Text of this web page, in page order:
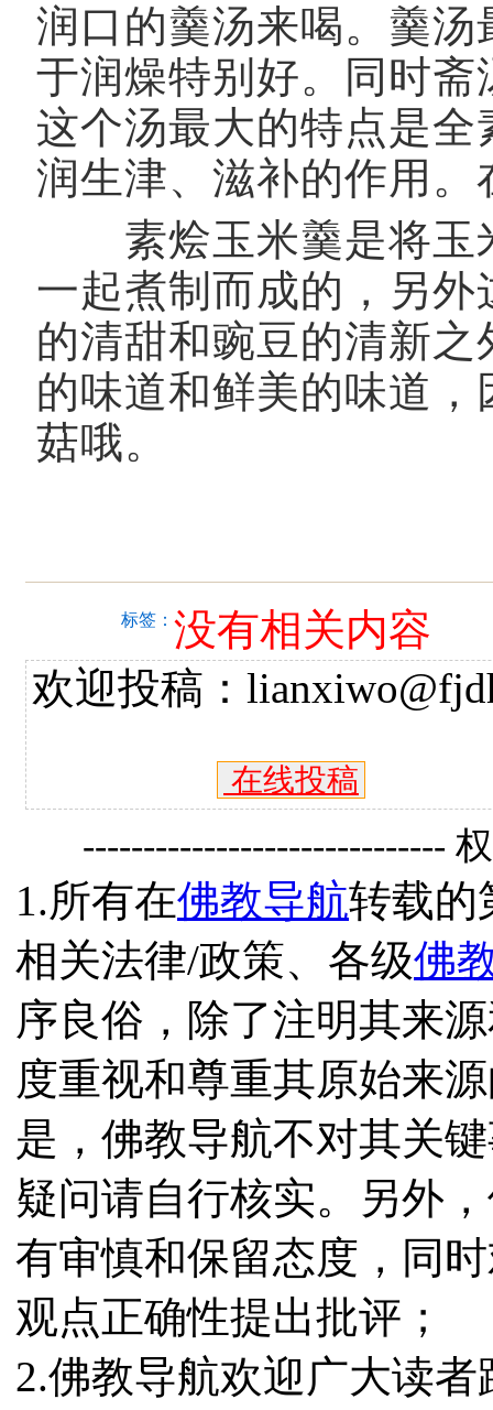
润口的羹汤来喝。羹
于润燥特别好。同时
这个汤最大的特点是
润生津、滋补的作用
素烩玉米羹是将玉
一起煮制而成的，另
的清甜和豌豆的清新
的味道和鲜美的味道
菇哦。
标签： 没有相关内容
欢迎投稿：
在线投稿
------------------------------
1.所有在佛教导航转载的
相关法律/政策、各级佛
序良俗，除了注明其来
度重视和尊重其原始来
是，佛教导航不对其关
疑问请自行核实。另外
有审慎和保留态度，同
观点正确性提出批评；
2.佛教导航欢迎广大读